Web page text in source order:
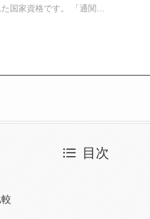
国家資格です。 「通関…
目次